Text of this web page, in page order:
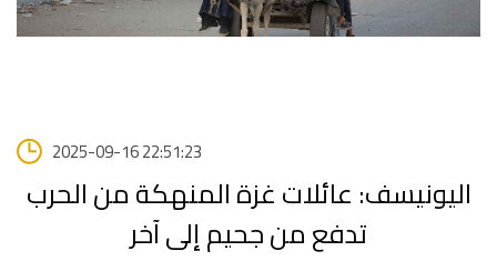
2025-09-16 22:51:23
اليونيسف: عائلات غزة المنهكة من الحرب
تدفع من جحيم إلى آخر